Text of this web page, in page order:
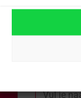
Vul dan